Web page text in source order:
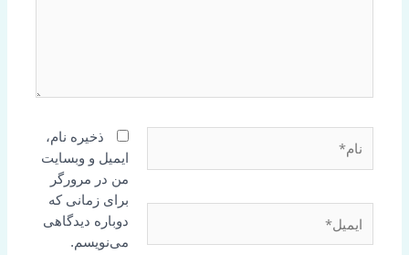
ذخیره نام،
ایمیل و وبسایت
من در مرورگر
برای زمانی که
دوباره دیدگاهی
می‌نویسم.